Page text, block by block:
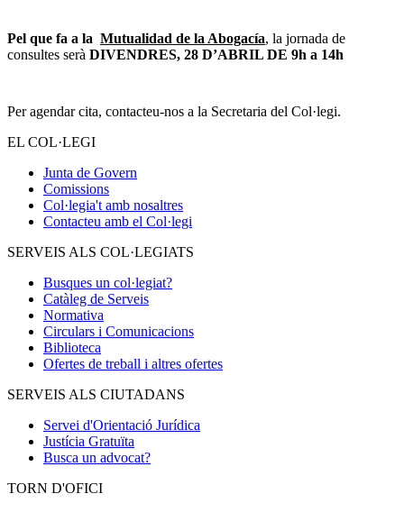
Pel que fa a la Mutualidad de la Abogacía, la jornada de
consultes serà DIVENDRES, 28 D’ABRIL DE 9h a 14h
Per agendar cita, contacteu-nos a la Secretaria del Col·legi.
EL COL·LEGI
Junta de Govern
Comissions
Col·legia't amb nosaltres
Contacteu amb el Col·legi
SERVEIS ALS COL·LEGIATS
Busques un col·legiat?
Catàleg de Serveis
Normativa
Circulars i Comunicacions
Biblioteca
Ofertes de treball i altres ofertes
SERVEIS ALS CIUTADANS
Servei d'Orientació Jurídica
Justícia Gratuïta
Busca un advocat?
TORN D'OFICI